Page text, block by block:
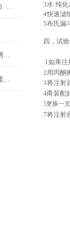
织物表面摩擦系数测试仪（A法） 检测准确
呼吸导管气密性测试仪 提供检测方案
药液过滤器细菌截留测试仪 性能稳定
3水:纯化
4快速滤
5布氏漏
四， 试
1如果注
2用丙酮
3将注射
4甬装配
5更换一
7将注射